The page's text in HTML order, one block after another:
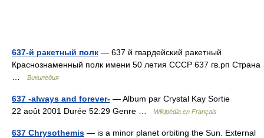
637-й ракетный полк — 637 й гвардейский ракетный
Краснознаменный полк имени 50 летия СССР 637 гв.рп Страна
Википедия
637 -always and forever- — Album par Crystal Kay Sortie
22 août 2001 Durée 52:29 Genre …
Wikipédia en Français
637 Chrysothemis — is a minor planet orbiting the Sun. External